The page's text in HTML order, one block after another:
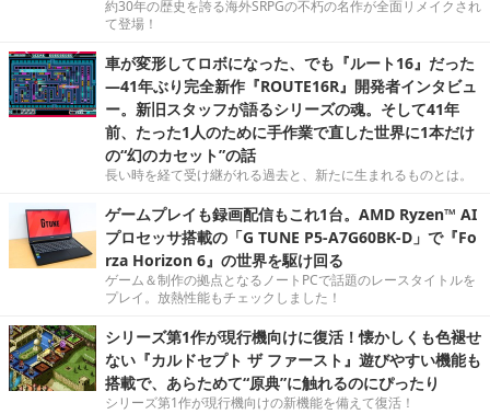
約30年の歴史を誇る海外SRPGの不朽の名作が全面リメイクされ
て登場！
車が変形してロボになった、でも『ルート16』だった
―41年ぶり完全新作『ROUTE16R』開発者インタビュ
ー。新旧スタッフが語るシリーズの魂。そして41年
前、たった1人のために手作業で直した世界に1本だけ
の“幻のカセット”の話
長い時を経て受け継がれる過去と、新たに生まれるものとは。
ゲームプレイも録画配信もこれ1台。AMD Ryzen™ AI
プロセッサ搭載の「G TUNE P5-A7G60BK-D」で『Fo
rza Horizon 6』の世界を駆け回る
ゲーム＆制作の拠点となるノートPCで話題のレースタイトルを
プレイ。放熱性能もチェックしました！
シリーズ第1作が現行機向けに復活！懐かしくも色褪せ
ない『カルドセプト ザ ファースト』遊びやすい機能も
搭載で、あらためて“原典”に触れるのにぴったり
シリーズ第1作が現行機向けの新機能を備えて復活！